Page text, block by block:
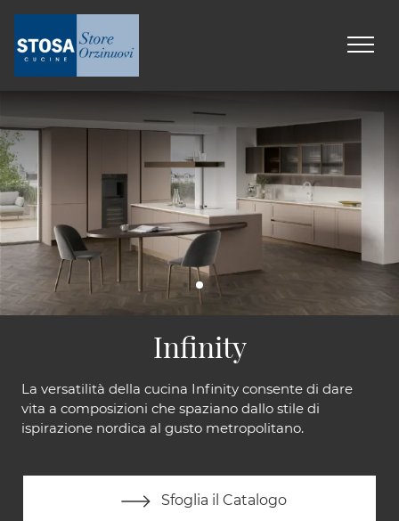
Infinity
La versatilità della cucina Infinity consente di dare
vita a composizioni che spaziano dallo stile di
ispirazione nordica al gusto metropolitano.
Sfoglia il Catalogo